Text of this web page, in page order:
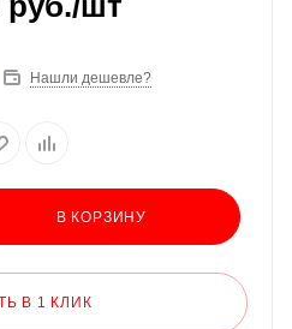
Нашли дешевле?
В КОРЗИНУ
В 1 КЛИК